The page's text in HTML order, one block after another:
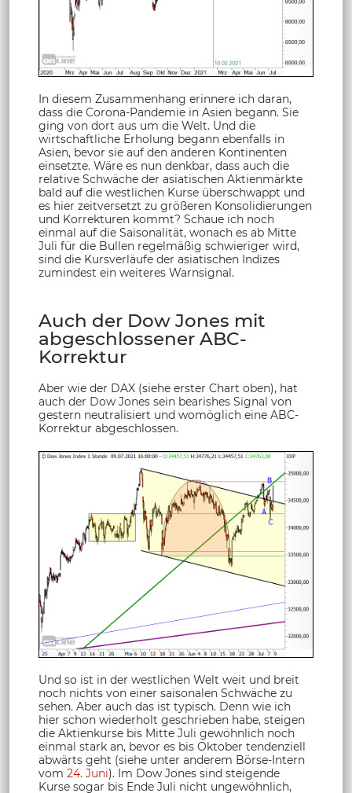
In diesem Zusammenhang erinnere ich daran,
dass die Corona-Pandemie in Asien begann. Sie
ging von dort aus um die Welt. Und die
wirtschaftliche Erholung begann ebenfalls in
Asien, bevor sie auf den anderen Kontinenten
einsetzte. Wäre es nun denkbar, dass auch die
relative Schwäche der asiatischen Aktienmärkte
bald auf die westlichen Kurse überschwappt und
es hier zeitversetzt zu größeren Konsolidierungen
und Korrekturen kommt? Schaue ich noch
einmal auf die Saisonalität, wonach es ab Mitte
Juli für die Bullen regelmäßig schwieriger wird,
sind die Kursverläufe der asiatischen Indizes
zumindest ein weiteres Warnsignal.
Auch der Dow Jones mit
abgeschlossener ABC-
Korrektur
Aber wie der DAX (siehe erster Chart oben), hat
auch der Dow Jones sein bearishes Signal von
gestern neutralisiert und womöglich eine ABC-
Korrektur abgeschlossen.
Und so ist in der westlichen Welt weit und breit
noch nichts von einer saisonalen Schwäche zu
sehen. Aber auch das ist typisch. Denn wie ich
hier schon wiederholt geschrieben habe, steigen
die Aktienkurse bis Mitte Juli gewöhnlich noch
einmal stark an, bevor es bis Oktober tendenziell
abwärts geht (siehe unter anderem Börse-Intern
vom 24. Juni). Im Dow Jones sind steigende
Kurse sogar bis Ende Juli nicht ungewöhnlich,